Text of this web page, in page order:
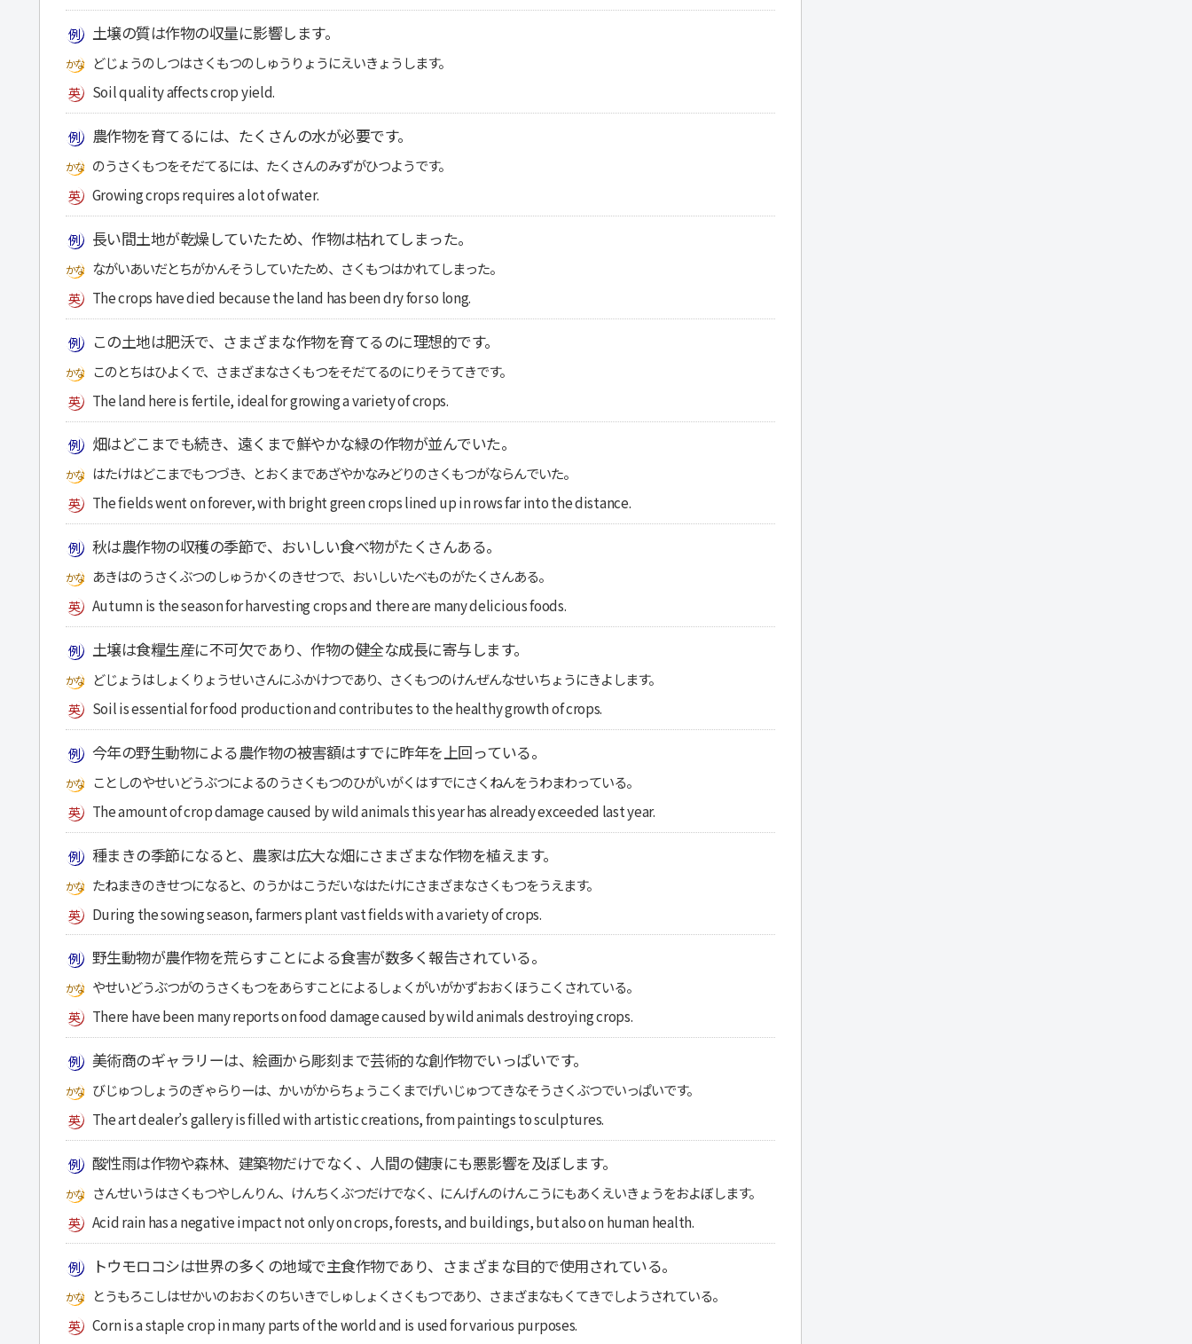
土壌の質は作物の収量に影響します。
どじょうのしつはさくもつのしゅうりょうにえいきょうします。
Soil quality affects crop yield.
農作物を育てるには、たくさんの水が必要です。
のうさくもつをそだてるには、たくさんのみずがひつようです。
Growing crops requires a lot of water.
長い間土地が乾燥していたため、作物は枯れてしまった。
ながいあいだとちがかんそうしていたため、さくもつはかれてしまった。
The crops have died because the land has been dry for so long.
この土地は肥沃で、さまざまな作物を育てるのに理想的です。
このとちはひよくで、さまざまなさくもつをそだてるのにりそうてきです。
The land here is fertile, ideal for growing a variety of crops.
畑はどこまでも続き、遠くまで鮮やかな緑の作物が並んでいた。
はたけはどこまでもつづき、とおくまであざやかなみどりのさくもつがならんでいた。
The fields went on forever, with bright green crops lined up in rows far into the distance.
秋は農作物の収穫の季節で、おいしい食べ物がたくさんある。
あきはのうさくぶつのしゅうかくのきせつで、おいしいたべものがたくさんある。
Autumn is the season for harvesting crops and there are many delicious foods.
土壌は食糧生産に不可欠であり、作物の健全な成長に寄与します。
どじょうはしょくりょうせいさんにふかけつであり、さくもつのけんぜんなせいちょうにきよします。
Soil is essential for food production and contributes to the healthy growth of crops.
今年の野生動物による農作物の被害額はすでに昨年を上回っている。
ことしのやせいどうぶつによるのうさくもつのひがいがくはすでにさくねんをうわまわっている。
The amount of crop damage caused by wild animals this year has already exceeded last year.
種まきの季節になると、農家は広大な畑にさまざまな作物を植えます。
たねまきのきせつになると、のうかはこうだいなはたけにさまざまなさくもつをうえます。
During the sowing season, farmers plant vast fields with a variety of crops.
野生動物が農作物を荒らすことによる食害が数多く報告されている。
やせいどうぶつがのうさくもつをあらすことによるしょくがいがかずおおくほうこくされている。
There have been many reports on food damage caused by wild animals destroying crops.
美術商のギャラリーは、絵画から彫刻まで芸術的な創作物でいっぱいです。
びじゅつしょうのぎゃらりーは、かいがからちょうこくまでげいじゅつてきなそうさくぶつでいっぱいです。
The art dealer’s gallery is filled with artistic creations, from paintings to sculptures.
酸性雨は作物や森林、建築物だけでなく、人間の健康にも悪影響を及ぼします。
さんせいうはさくもつやしんりん、けんちくぶつだけでなく、にんげんのけんこうにもあくえいきょうをおよぼします。
Acid rain has a negative impact not only on crops, forests, and buildings, but also on human health.
トウモロコシは世界の多くの地域で主食作物であり、さまざまな目的で使用されている。
とうもろこしはせかいのおおくのちいきでしゅしょくさくもつであり、さまざまなもくてきでしようされている。
Corn is a staple crop in many parts of the world and is used for various purposes.